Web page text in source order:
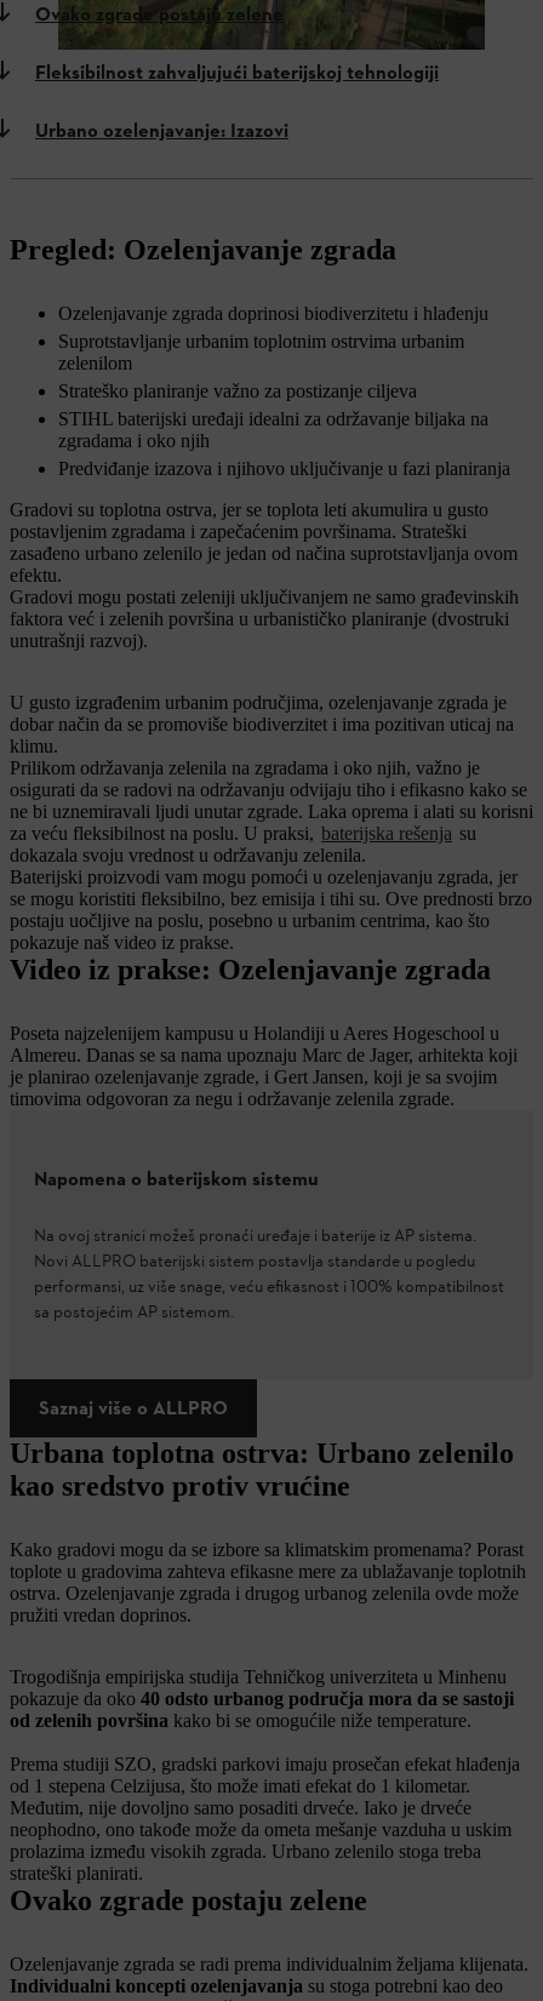
Ovako zgrade postaju zelene
Fleksibilnost zahvaljujući baterijskoj tehnologiji
Urbano ozelenjavanje: Izazovi
Pregled: Ozelenjavanje zgrada
Ozelenjavanje zgrada doprinosi biodiverzitetu i hlađenju
Suprotstavljanje urbanim toplotnim ostrvima urbanim
zelenilom
Strateško planiranje važno za postizanje ciljeva
STIHL baterijski uređaji idealni za održavanje biljaka na
zgradama i oko njih
Predviđanje izazova i njihovo uključivanje u fazi planiranja
Gradovi su toplotna ostrva, jer se toplota leti akumulira u gusto
postavljenim zgradama i zapečaćenim površinama. Strateški
zasađeno urbano zelenilo je jedan od načina suprotstavljanja ovom
efektu.
Gradovi mogu postati zeleniji uključivanjem ne samo građevinskih
faktora već i zelenih površina u urbanističko planiranje (dvostruki
unutrašnji razvoj).
U gusto izgrađenim urbanim područjima, ozelenjavanje zgrada je
dobar način da se promoviše biodiverzitet i ima pozitivan uticaj na
klimu.
Prilikom održavanja zelenila na zgradama i oko njih, važno je
osigurati da se radovi na održavanju odvijaju tiho i efikasno kako se
ne bi uznemiravali ljudi unutar zgrade. Laka oprema i alati su korisni
za veću fleksibilnost na poslu. U praksi, baterijska rešenja su
dokazala svoju vrednost u održavanju zelenila.
Baterijski proizvodi vam mogu pomoći u ozelenjavanju zgrada, jer
se mogu koristiti fleksibilno, bez emisija i tihi su. Ove prednosti brzo
postaju uočljive na poslu, posebno u urbanim centrima, kao što
pokazuje naš video iz prakse.
Video iz prakse: Ozelenjavanje zgrada
Poseta najzelenijem kampusu u Holandiji u Aeres Hogeschool u
Almereu. Danas se sa nama upoznaju Marc de Jager, arhitekta koji
je planirao ozelenjavanje zgrade, i Gert Jansen, koji je sa svojim
timovima odgovoran za negu i održavanje zelenila zgrade.
Napomena o baterijskom sistemu
Na ovoj stranici možeš pronaći uređaje i baterije iz AP sistema.
Novi ALLPRO baterijski sistem postavlja standarde u pogledu
performansi, uz više snage, veću efikasnost i 100% kompatibilnost
sa postojećim AP sistemom.
Saznaj više o ALLPRO
Urbana toplotna ostrva: Urbano zelenilo
kao sredstvo protiv vrućine
Kako gradovi mogu da se izbore sa klimatskim promenama? Porast
toplote u gradovima zahteva efikasne mere za ublažavanje toplotnih
ostrva. Ozelenjavanje zgrada i drugog urbanog zelenila ovde može
pružiti vredan doprinos.
Trogodišnja empirijska studija Tehničkog univerziteta u Minhenu
pokazuje da oko 40 odsto urbanog područja mora da se sastoji
od zelenih površina kako bi se omogućile niže temperature.
Prema studiji SZO, gradski parkovi imaju prosečan efekat hlađenja
od 1 stepena Celzijusa, što može imati efekat do 1 kilometar.
Međutim, nije dovoljno samo posaditi drveće. Iako je drveće
neophodno, ono takođe može da ometa mešanje vazduha u uskim
prolazima između visokih zgrada. Urbano zelenilo stoga treba
strateški planirati.
Ovako zgrade postaju zelene
Ozelenjavanje zgrada se radi prema individualnim željama klijenata.
Individualni koncepti ozelenjavanja su stoga potrebni kao deo